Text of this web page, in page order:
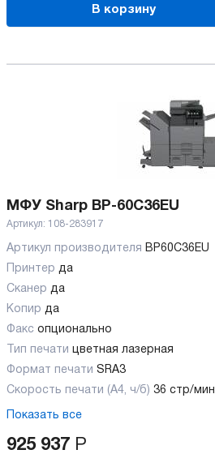
В корзину
МФУ Sharp BP-60C36EU
Артикул: 108-283917
Артикул производителя BP60C36EU
Принтер да
Сканер да
Копир да
Факс опционально
Тип печати цветная лазерная
Формат печати SRA3
Скорость печати (А4, ч/б) 36 стр/мин
Показать все
925 937 Р